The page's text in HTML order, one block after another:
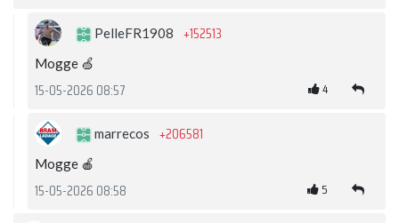
PelleFR1908 +152513
Mogge 🍏
15-05-2026 08:57 4
marrecos +206581
Mogge 🍎
15-05-2026 08:58 5